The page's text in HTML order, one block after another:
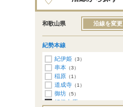
和歌山県 沿線を変更
紀勢本線
紀伊姫 （3）
串本 （3）
稲原 （1）
道成寺 （1）
御坊 （5）
紀伊内原